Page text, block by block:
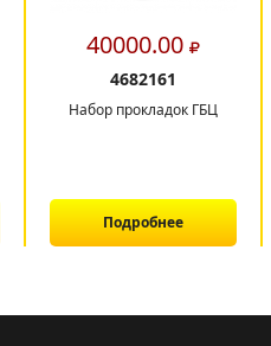
40000.00
4682161
Набор прокладок ГБЦ
Подробнее